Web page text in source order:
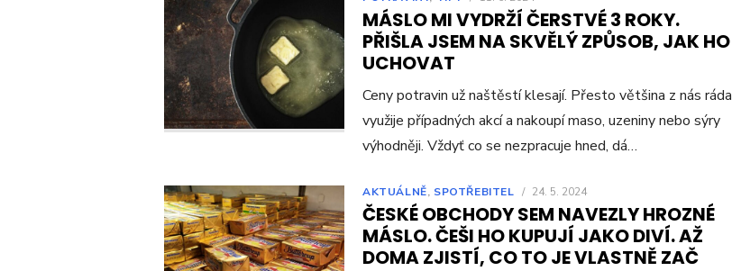
MÁSLO MI VYDRŽÍ ČERSTVÉ 3 ROKY.
PŘIŠLA JSEM NA SKVĚLÝ ZPŮSOB, JAK HO
UCHOVAT
Ceny potravin už naštěstí klesají. Přesto většina z nás ráda
využije případných akcí a nakoupí maso, uzeniny nebo sýry
výhodněji. Vždyť co se nezpracuje hned, dá…
AKTUÁLNĚ, SPOTŘEBITEL / 24. 5. 2024
ČESKÉ OBCHODY SEM NAVEZLY HROZNÉ
MÁSLO. ČEŠI HO KUPUJÍ JAKO DIVÍ. AŽ
DOMA ZJISTÍ, CO TO JE VLASTNĚ ZAČ